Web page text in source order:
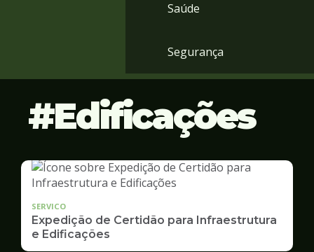
Saúde
Segurança
Edificações
SERVICO
Expedição de Certidão para Infraestrutura
e Edificações